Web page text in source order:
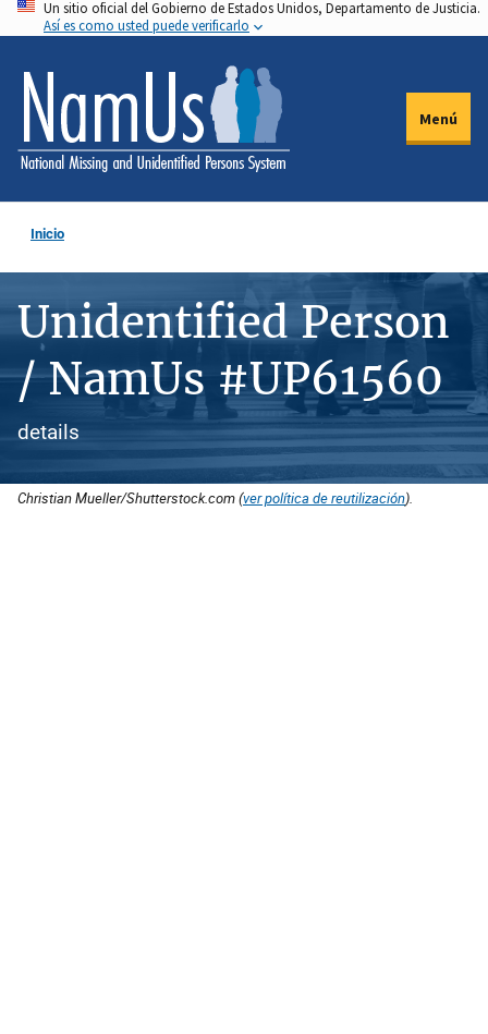
Pasar
al
contenido
principal
Un sitio oficial del Gobierno de Estados Unidos, Departamento de Justicia.
Así es como usted puede verificarlo
Menú
Inicio
Unidentified Person
/ NamUs #UP61560
details
Christian Mueller/Shutterstock.com (ver política de reutilización).